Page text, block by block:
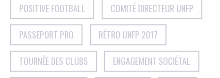
POSITIVE FOOTBALL COMITÉ DIRECTEUR UNFP
PASSEPORT PRO RÉTRO UNFP 2017
TOURNÉE DES CLUBS ENGAGEMENT SOCIÉTAL